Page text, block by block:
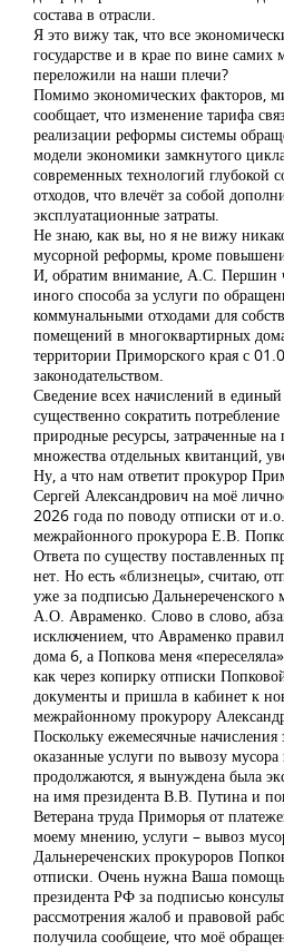
состава в отрасли.
Я это вижу так, что все
государстве и в крае по вине самих
переложили на наши плечи?
Помимо экономических факторов,
сообщает, что изменение тарифа
реализации реформы системы
модели экономики замкнутого
современных технологий глубокой
отходов, что влечёт за собой
эксплуатационные затраты.
Не знаю, как вы, но я не вижу
мусорной реформы, кроме
И, обратим внимание, А.С. Першин
иного способа за услуги по
коммунальными отходами для
помещений в многоквартирных
территории Приморского края с
законодательством.
Сведение всех начислений в
существенно сократить
природные ресурсы, затраченные на
множества отдельных квитанций,
Ну, а что нам ответит прокурор
Сергей Александрович на моё
2026 года по поводу отписки от
межрайонного прокурора Е.В.
Ответа по существу поставленных
нет. Но есть «близнецы», считаю,
уже за подписью
А.О. Авраменко. Слово в слово,
исключением, что Авраменко
дома 6, а Попкова меня
как через копирку отписки
документы и пришла в кабинет к
межрайонному прокурору
Поскольку ежемесячные начисления
оказанные услуги по вывозу мусора
продолжаются, я вынуждена была
на имя президента В.В. Путина и
Ветерана труда Приморья от
моему мнению, услуги – вывоз
Дальнереченских прокуроров
отписки. Очень нужна Ваша
президента РФ за подписью
рассмотрения жалоб и правовой
получила сообщеие, что моё